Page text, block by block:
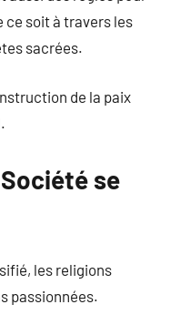
ce soit à travers les
sacrées.
de la paix
se
les religions
passionnées.